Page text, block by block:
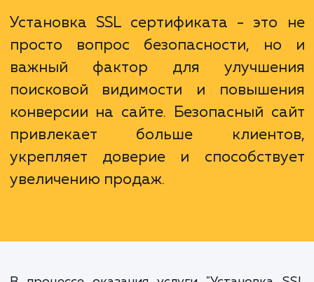
результатах. Наконец, SSL сертификат
помочь улучшить конверсию, так
пользователи чаще доверяют сайтам,
заботятся о их безопасности.
Установка SSL сертификата -
поисковой видимости и